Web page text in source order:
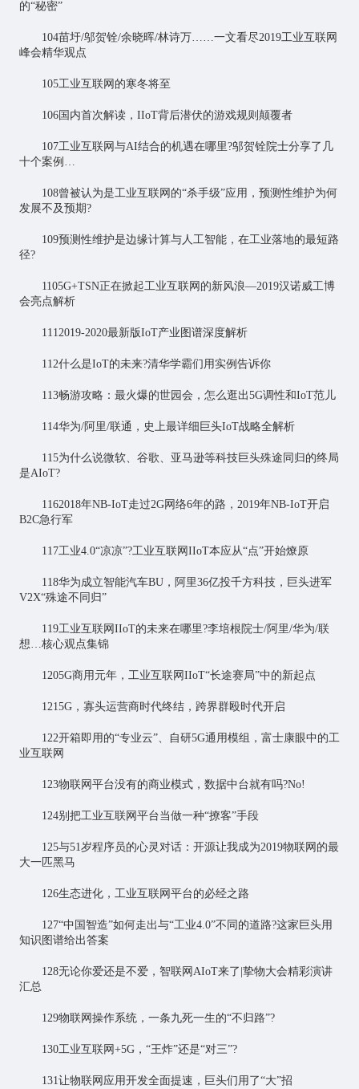
的“秘密”
104苗圩/邬贺铨/余晓晖/林诗万……一文看尽2019工业互联网
峰会精华观点
105工业互联网的寒冬将至
106国内首次解读，IIoT背后潜伏的游戏规则颠覆者
107工业互联网与AI结合的机遇在哪里?邬贺铨院士分享了几
十个案例…
108曾被认为是工业互联网的“杀手级”应用，预测性维护为何
发展不及预期?
109预测性维护是边缘计算与人工智能，在工业落地的最短路
径?
1105G+TSN正在掀起工业互联网的新风浪—2019汉诺威工博
会亮点解析
1112019-2020最新版IoT产业图谱深度解析
112什么是IoT的未来?清华学霸们用实例告诉你
113畅游攻略：最火爆的世园会，怎么逛出5G调性和IoT范儿
114华为/阿里/联通，史上最详细巨头IoT战略全解析
115为什么说微软、谷歌、亚马逊等科技巨头殊途同归的终局
是AIoT?
1162018年NB-IoT走过2G网络6年的路，2019年NB-IoT开启
B2C急行军
117工业4.0“凉凉”?工业互联网IIoT本应从“点”开始燎原
118华为成立智能汽车BU，阿里36亿投千方科技，巨头进军
V2X“殊途不同归”
119工业互联网IIoT的未来在哪里?李培根院士/阿里/华为/联
想…核心观点集锦
1205G商用元年，工业互联网IIoT“长途赛局”中的新起点
1215G，寡头运营商时代终结，跨界群殴时代开启
122开箱即用的“专业云”、自研5G通用模组，富士康眼中的工
业互联网
123物联网平台没有的商业模式，数据中台就有吗?No!
124别把工业互联网平台当做一种“撩客”手段
125与51岁程序员的心灵对话：开源让我成为2019物联网的最
大一匹黑马
126生态进化，工业互联网平台的必经之路
127“中国智造”如何走出与“工业4.0”不同的道路?这家巨头用
知识图谱给出答案
128无论你爱还是不爱，智联网AIoT来了|挚物大会精彩演讲
汇总
129物联网操作系统，一条九死一生的“不归路”?
130工业互联网+5G，“王炸”还是“对三”?
131让物联网应用开发全面提速，巨头们用了“大”招